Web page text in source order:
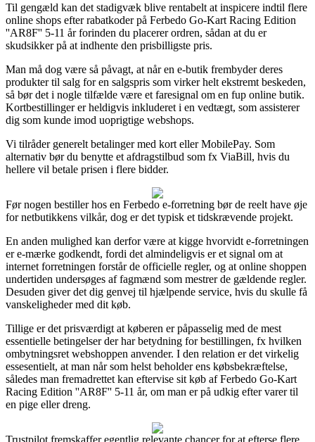
Til gengæld kan det stadigvæk blive rentabelt at inspicere indtil flere
online shops efter rabatkoder på Ferbedo Go-Kart Racing Edition
''AR8F'' 5-11 år forinden du placerer ordren, sådan at du er
skudsikker på at indhente den prisbilligste pris.
Man må dog være så påvagt, at når en e-butik frembyder deres
produkter til salg for en salgspris som virker helt ekstremt beskeden,
så bør det i nogle tilfælde være et faresignal om en fup online butik.
Kortbestillinger er heldigvis inkluderet i en vedtægt, som assisterer
dig som kunde imod uoprigtige webshops.
Vi tilråder generelt betalinger med kort eller MobilePay. Som
alternativ bør du benytte et afdragstilbud som fx ViaBill, hvis du
hellere vil betale prisen i flere bidder.
Før nogen bestiller hos en Ferbedo e-forretning bør de reelt have øje
for netbutikkens vilkår, dog er det typisk et tidskrævende projekt.
En anden mulighed kan derfor være at kigge hvorvidt e-forretningen
er e-mærke godkendt, fordi det almindeligvis er et signal om at
internet forretningen forstår de officielle regler, og at online shoppen
undertiden undersøges af fagmænd som mestrer de gældende regler.
Desuden giver det dig genvej til hjælpende service, hvis du skulle få
vanskeligheder med dit køb.
Tillige er det prisværdigt at køberen er påpasselig med de mest
essentielle betingelser der har betydning for bestillingen, fx hvilken
ombytningsret webshoppen anvender. I den relation er det virkelig
essesentielt, at man når som helst beholder ens købsbekræftelse,
således man fremadrettet kan eftervise sit køb af Ferbedo Go-Kart
Racing Edition ''AR8F'' 5-11 år, om man er på udkig efter varer til
en pige eller dreng.
Trustpilot fremskaffer egentlig relevante chancer for at efterse flere